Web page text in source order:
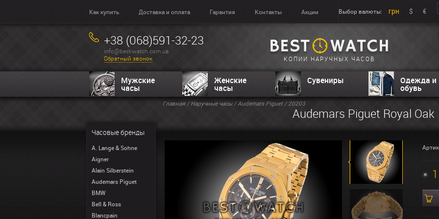
Как купить Доставка и оплата Гарантия Контакты Акции Выбор валюты: грн $ €
+38 (068)591-32-23
info@best-watch.com.ua
Обратный звонок
КОПИИ НАРУЧНЫХ ЧАСОВ
Мужские
часы
Женские
часы
Сувениры Одежда и
обувь
Часовые бренды
A. Lange & Sohne
Aigner
Alain Silberstein
Audemars Piguet
BMW
Bell & Ross
Blancpain
Главная/Наручные часы/Audemars Piguet/ 20203
Audemars Piguet Royal Oak